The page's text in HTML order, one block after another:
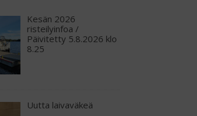
Kesän 2026
risteilyinfoa /
Päivitetty 5.8.2026 klo
8.25
Uutta laivaväkeä